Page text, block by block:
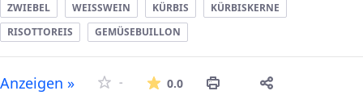
ZWIEBEL
WEISSWEIN KÜRBIS
KÜRBISKERNE
RISOTTOREIS
GEMÜSEBUILLON
Anzeigen » - 0.0Die durchschnittliche